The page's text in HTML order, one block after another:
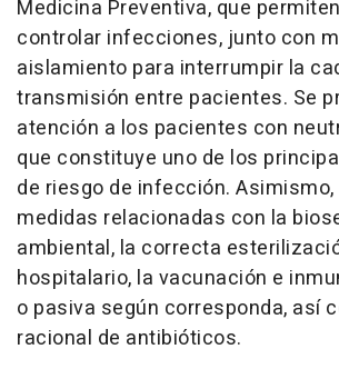
Medicina Preventiva, que
controlar infecciones, junto con
aislamiento para interrumpir la
transmisión entre pacientes. Se
atención a los pacientes con
que constituye uno de los
de riesgo de infección.
medidas relacionadas con la
ambiental, la correcta
hospitalario, la vacunación e
o pasiva según corresponda, así
racional de antibióticos.